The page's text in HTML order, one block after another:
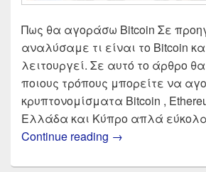
Πως θα αγοράσω Bitcoin Σε
αναλύσαμε τι είναι το Bitcoin
λειτουργεί. Σε αυτό το άρθρο
ποιους τρόπους μπορείτε να
κρυπτονομίσματα Bitcoin ,
Ελλάδα και Κύπρο απλά
Continue reading Αγορά Bitcoin
→